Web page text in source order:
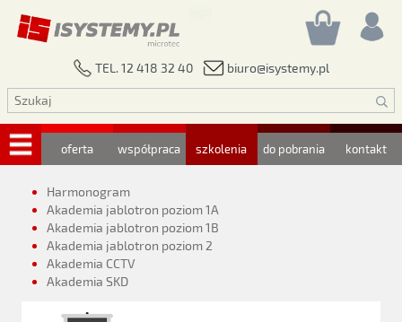
TEL. 12 418 32 40 biuro@isystemy.pl
oferta współpraca szkolenia do pobrania kontakt
Harmonogram
Akademia jablotron poziom 1A
Akademia jablotron poziom 1B
Akademia jablotron poziom 2
Akademia CCTV
Akademia SKD